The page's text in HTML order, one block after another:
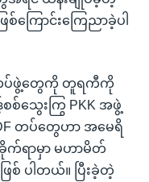
စ်ကြောင်းကြေညာခဲ့ပါ
တပ်ဖွဲ့တွေကို တူရကီကို
စ်သွေးကြွ PKK အဖွဲ့
တပ်တွေဟာ အမေရိ
ရာမှာ မဟာမိတ်
ပါတယ်။ ပြီးခဲ့တဲ့